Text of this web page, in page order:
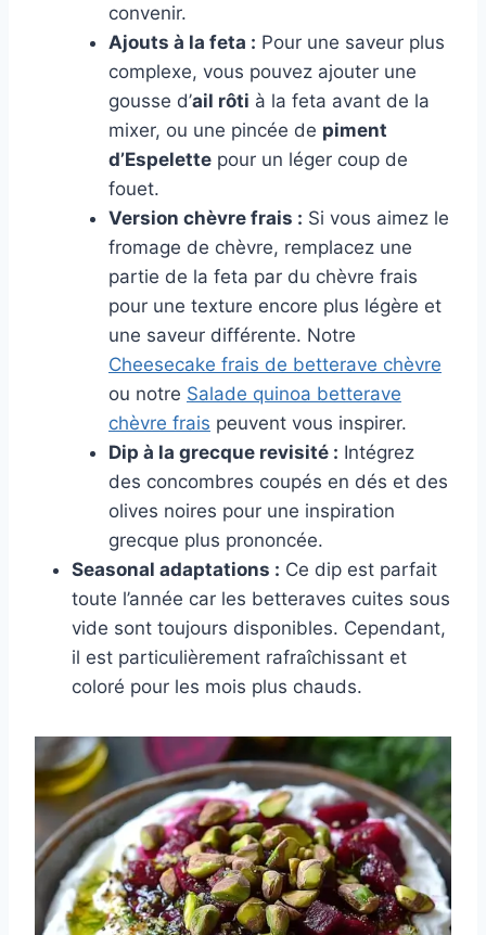
convenir.
Ajouts à la feta : Pour une saveur plus
complexe, vous pouvez ajouter une
gousse d’ail rôti à la feta avant de la
mixer, ou une pincée de piment
d’Espelette pour un léger coup de
fouet.
Version chèvre frais : Si vous aimez le
fromage de chèvre, remplacez une
partie de la feta par du chèvre frais
pour une texture encore plus légère et
une saveur différente. Notre
Cheesecake frais de betterave chèvre
ou notre Salade quinoa betterave
chèvre frais peuvent vous inspirer.
Dip à la grecque revisité : Intégrez
des concombres coupés en dés et des
olives noires pour une inspiration
grecque plus prononcée.
Seasonal adaptations : Ce dip est parfait
toute l’année car les betteraves cuites sous
vide sont toujours disponibles. Cependant,
il est particulièrement rafraîchissant et
coloré pour les mois plus chauds.